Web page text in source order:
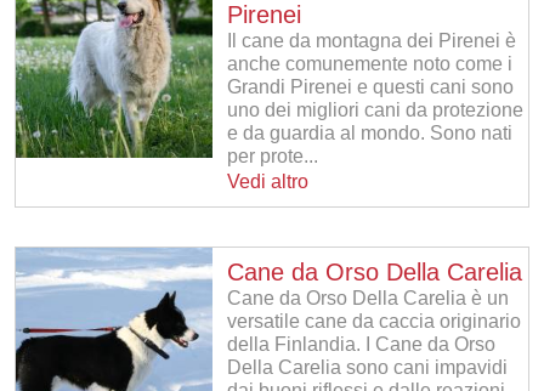
Pirenei
Il cane da montagna dei Pirenei è
anche comunemente noto come i
Grandi Pirenei e questi cani sono
uno dei migliori cani da protezione
e da guardia al mondo. Sono nati
per prote...
Vedi altro
Cane da Orso Della Carelia
Cane da Orso Della Carelia è un
versatile cane da caccia originario
della Finlandia. I Cane da Orso
Della Carelia sono cani impavidi